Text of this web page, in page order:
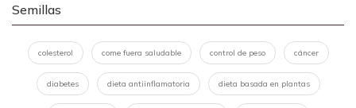
Semillas
colesterol come fuera saludable control de peso cáncer
diabetes dieta antiinflamatoria dieta basada en plantas